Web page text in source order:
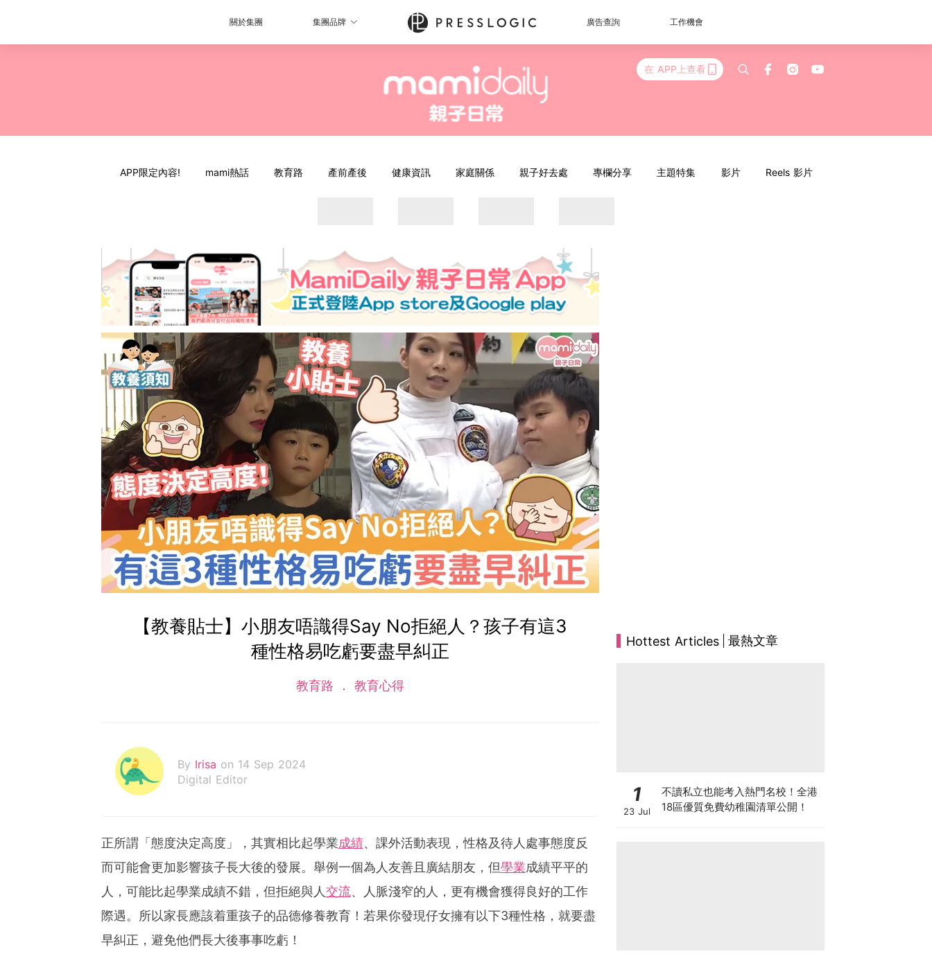
關於集團 集團品牌 廣告查詢 工作機會
在 APP上查看
APP限定內容! mami熱話 教育路 產前產後 健康資訊 家庭關係 親子好去處 專欄分享 主題特集 影片 Reels 影片
【教養貼士】小朋友唔識得Say No拒絕人？孩子有這3
種性格易吃虧要盡早糾正
教育路 教育心得
By Irisa on 14 Sep 2024
Digital Editor
正所謂「態度決定高度」，其實相比起學業成績、課外活動表現，性格及待人處事態度反
而可能會更加影響孩子長大後的發展。舉例一個為人友善且廣結朋友，但學業成績平平的
人，可能比起學業成績不錯，但拒絕與人交流、人脈淺窄的人，更有機會獲得良好的工作
際遇。所以家長應該着重孩子的品德修養教育！若果你發現仔女擁有以下3種性格，就要盡
早糾正，避免他們長大後事事吃虧！
Hottest Articles 最熱文章
1
23 Jul
不讀私立也能考入熱門名校！全港
18區優質免費幼稚園清單公開！